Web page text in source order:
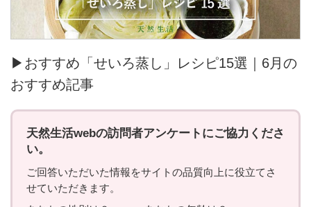
▶おすすめ「せいろ蒸し」レシピ15選｜6月の
おすすめ記事